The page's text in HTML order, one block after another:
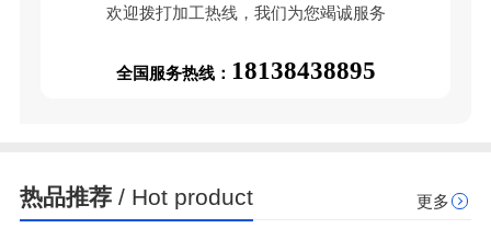
欢迎拨打加工热线，我们为您竭诚服务
全国服务热线： 18138438895
热品推荐 / Hot product 更多